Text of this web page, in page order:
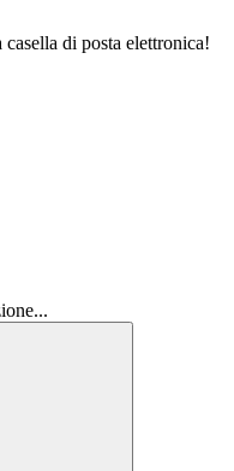
di posta elettronica!